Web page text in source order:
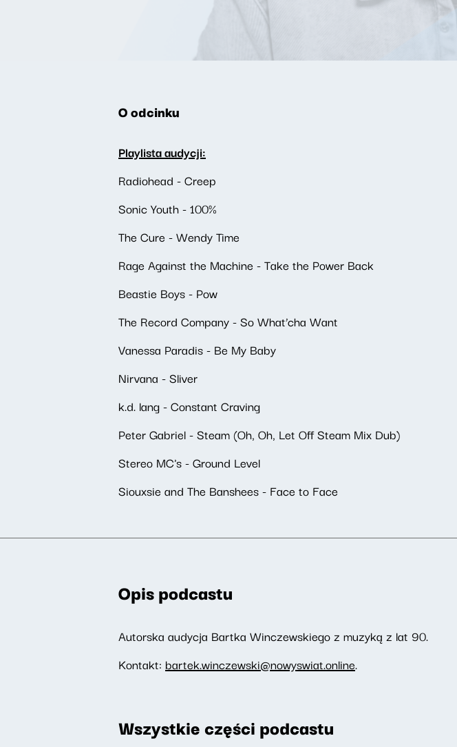
O odcinku
Playlista audycji:
Radiohead - Creep
Sonic Youth - 100%
The Cure - Wendy Time
Rage Against the Machine - Take the Power Back
Beastie Boys - Pow
The Record Company - So What’cha Want
Vanessa Paradis - Be My Baby
Nirvana - Sliver
k.d. lang - Constant Craving
Peter Gabriel - Steam (Oh, Oh, Let Off Steam Mix Dub)
Stereo MC's - Ground Level
Siouxsie and The Banshees - Face to Face
Opis podcastu
Autorska audycja Bartka Winczewskiego z muzyką z lat 90.
Kontakt: bartek.winczewski@nowyswiat.online.
Wszystkie części podcastu